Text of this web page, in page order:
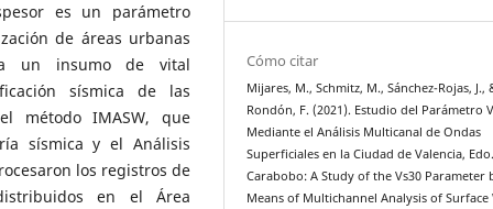
es un parámetro
de áreas urbanas
un insumo de vital
sísmica de las
método IMASW, que
sísmica y el Análisis
los registros de
en el Área
Cómo citar
Mijares, M., Schmitz, M., Sánchez-Rojas, J.,
Rondón, F. (2021). Estudio del Parámetro
Mediante el Análisis Multicanal de Ondas
Superficiales en la Ciudad de Valencia,
Carabobo: A Study of the Vs30 Parameter
Means of Multichannel Analysis of Surface